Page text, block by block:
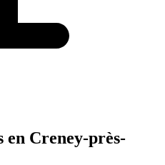
en Creney-près-